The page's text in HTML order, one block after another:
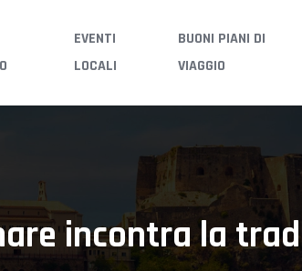
EVENTI
LOCALI
BUONI PIANI DI
VIAGGIO
incontra la